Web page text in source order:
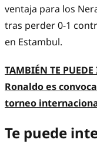
ventaja para los
tras perder 0-1
en Estambul.
TAMBIÉN TE PUEDE
Ronaldo es
torneo
Te puede